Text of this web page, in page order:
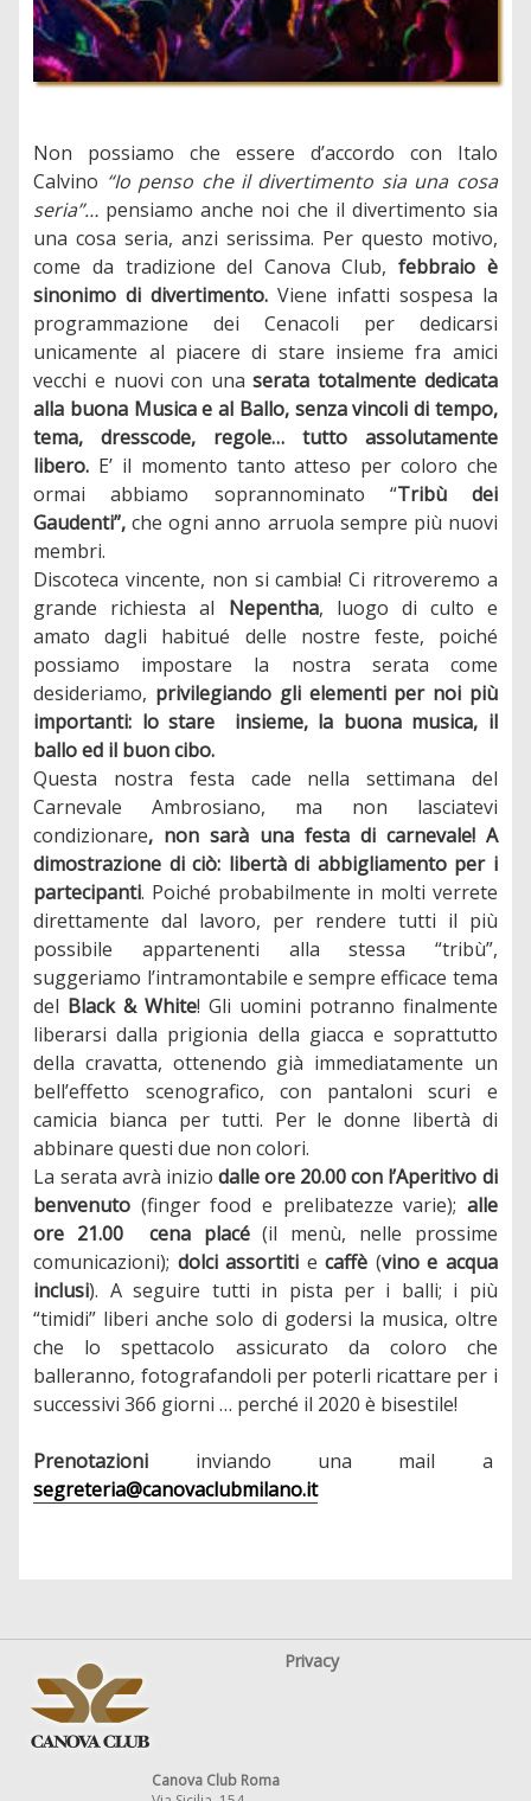
Non possiamo che essere d’accordo con Italo
Calvino “Io penso che il divertimento sia una cosa
seria”… pensiamo anche noi che il divertimento sia
una cosa seria, anzi serissima. Per questo motivo,
come da tradizione del Canova Club, febbraio è
sinonimo di divertimento. Viene infatti sospesa la
programmazione dei Cenacoli per dedicarsi
unicamente al piacere di stare insieme fra amici
vecchi e nuovi con unaserata totalmente dedicata
alla buona Musica e al Ballo, senza vincoli di tempo,
tema, dresscode, regole… tutto assolutamente
libero. E’ il momento tanto atteso per coloro che
ormai abbiamo soprannominato “Tribù dei
Gaudenti”, che ogni anno arruola sempre più nuovi
membri.
Discoteca vincente, non si cambia! Ci ritroveremo a
grande richiesta al Nepentha, luogo di culto e
amato dagli habitué delle nostre feste, poiché
possiamo impostare la nostra serata come
desideriamo, privilegiando gli elementi per noi più
importanti: lo stare insieme, la buona musica, il
ballo ed il buon cibo.
Questa nostra festa cade nella settimana del
Carnevale Ambrosiano, ma non lasciatevi
condizionare, non sarà una festa di carnevale! A
dimostrazione di ciò: libertà di abbigliamento per i
partecipanti. Poiché probabilmente in molti verrete
direttamente dal lavoro, per rendere tutti il più
possibile appartenenti alla stessa “tribù”,
suggeriamo l’intramontabile e sempre efficace tema
del Black & White! Gli uomini potranno finalmente
liberarsi dalla prigionia della giacca e soprattutto
della cravatta, ottenendo già immediatamente un
bell’effetto scenografico, con pantaloni scuri e
camicia bianca per tutti. Per le donne libertà di
abbinare questi due non colori.
La serata avrà inizio dalle ore 20.00 con l’Aperitivo di
benvenuto (finger food e prelibatezze varie); alle
ore 21.00
cena placé(il menù, nelle prossime
comunicazioni); dolci assortiti ecaffè (vino e acqua
inclusi). A seguire tutti in pista per i balli; i più
“timidi” liberi anche solo di godersi la musica, oltre
che lo spettacolo assicurato da coloro che
balleranno, fotografandoli per poterli ricattare per i
successivi 366 giorni … perché il 2020 è bisestile!
Prenotazioni inviando una mail a
segreteria@canovaclubmilano.it
Privacy
Canova Club Roma